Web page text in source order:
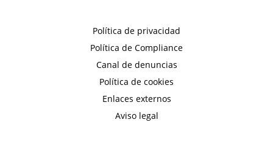
Política de privacidad
Política de Compliance
Canal de denuncias
Política de cookies
Enlaces externos
Aviso legal